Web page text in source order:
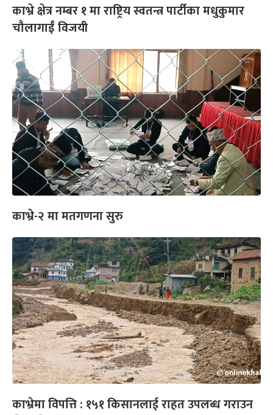
काभ्रे क्षेत्र नम्बर १ मा राष्ट्रिय स्वतन्त्र पार्टीका मधुकुमार
चौलागाईँ विजयी
काभ्रे-२ मा मतगणना सुरु
काभ्रेमा विपत्ति : १५१ किसानलाई राहत उपलब्ध गराउन